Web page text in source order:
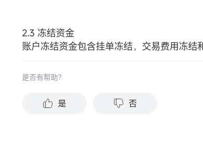
2.3 冻结资金
账户冻结资金包含挂单冻结，交易费用冻结
是否有帮助？
是 否